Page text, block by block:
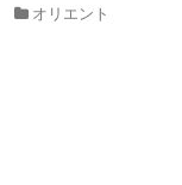
オリエント